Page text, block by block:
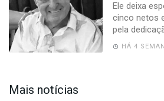
Ele deixa
cinco netos
pela
HÁ 4
Mais notícias